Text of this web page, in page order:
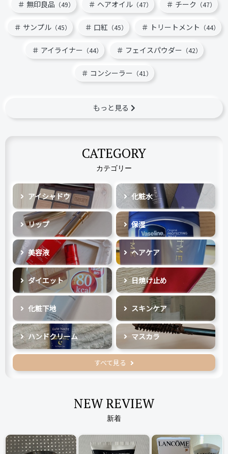
無印良品 （49） ヘアオイル（47） チーク （47）
サンプル（45） 口紅 （45） トリートメント （44）
アイライナー （44） フェイスパウダー （42）
コンシーラー （41）
もっと見る
CATEGORY
カテゴリー
アイシャドウ 化粧水
リップ 保湿
美容液 ヘアケア
ダイエット 日焼け止め
化粧下地 スキンケア
ハンドクリーム マスカラ
すべて見る
NEW REVIEW
新着